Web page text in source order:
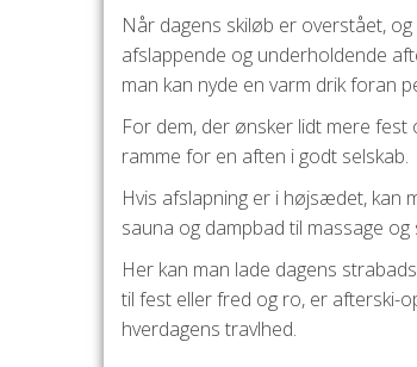
Når dagens skiløb er overstået,
afslappende og underholdende
man kan nyde en varm drik foran
For dem, der ønsker lidt mere fest
ramme for en aften i godt selskab.
Hvis afslapning er i højsædet, kan
sauna og dampbad til massage
Her kan man lade dagens
til fest eller fred og ro, er afterski-
hverdagens travlhed.